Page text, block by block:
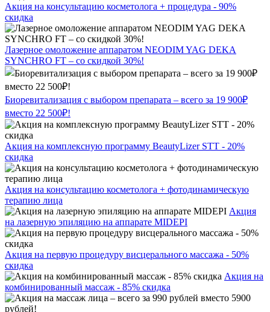
Акция на консультацию косметолога + процедура - 90%
скидка
Лазерное омоложение аппаратом NEODIM YAG DEKA
SYNCHRO FT – со скидкой 30%!
Биоревитализация с выбором препарата – всего за 19 900₽
вместо 22 500₽!
Акция на комплексную программу BeautyLizer STT - 20%
скидка
Акция на консультацию косметолога + фотодинамическую
терапию лица
Акция
на лазерную эпиляцию на аппарате MIDEPI
Акция на первую процедуру висцерального массажа - 50%
скидка
Акция на
комбинированный массаж - 85% скидка